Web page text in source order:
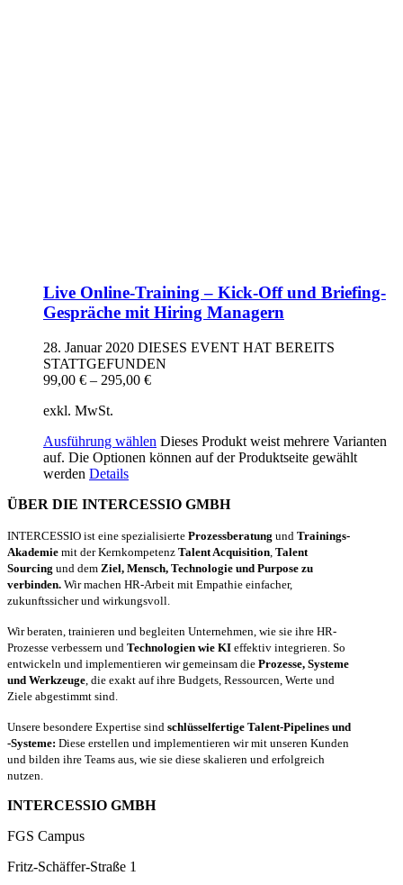
Live Online-Training – Kick-Off und Briefing-
Gespräche mit Hiring Managern
28. Januar 2020 DIESES EVENT HAT BEREITS
STATTGEFUNDEN
99,00 € – 295,00 €
exkl. MwSt.
Ausführung wählen Dieses Produkt weist mehrere Varianten
auf. Die Optionen können auf der Produktseite gewählt
werden Details
ÜBER DIE INTERCESSIO GMBH
INTERCESSIO ist eine spezialisierte Prozessberatung und Trainings-
Akademie mit der Kernkompetenz Talent Acquisition Talent
Sourcing und dem Ziel, Mensch, Technologie und Purpose zu
verbinden. Wir machen HR-Arbeit mit Empathie einfacher,
zukunftssicher und wirkungsvoll.
Wir beraten, trainieren und begleiten Unternehmen, wie sie ihre HR-
Prozesse verbessern und Technologien wie KI effektiv integrieren. So
entwickeln und implementieren wir gemeinsam die Prozesse, Systeme
und Werkzeuge , die exakt auf ihre Budgets, Ressourcen, Werte und
Ziele abgestimmt sind.
Unsere besondere Expertise sind schlüsselfertige Talent-Pipelines und
-Systeme: Diese erstellen und implementieren wir mit unseren Kunden
und bilden ihre Teams aus, wie sie diese skalieren und erfolgreich
nutzen.
INTERCESSIO GMBH
FGS Campus
Fritz-Schäffer-Straße 1